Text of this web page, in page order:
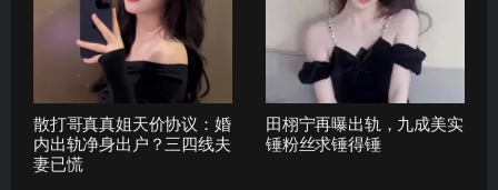
散打哥真真姐天价协议：婚
内出轨净身出户？三四线夫
妻已慌
田栩宁再曝出轨，九成美实
锤粉丝求锤得锤